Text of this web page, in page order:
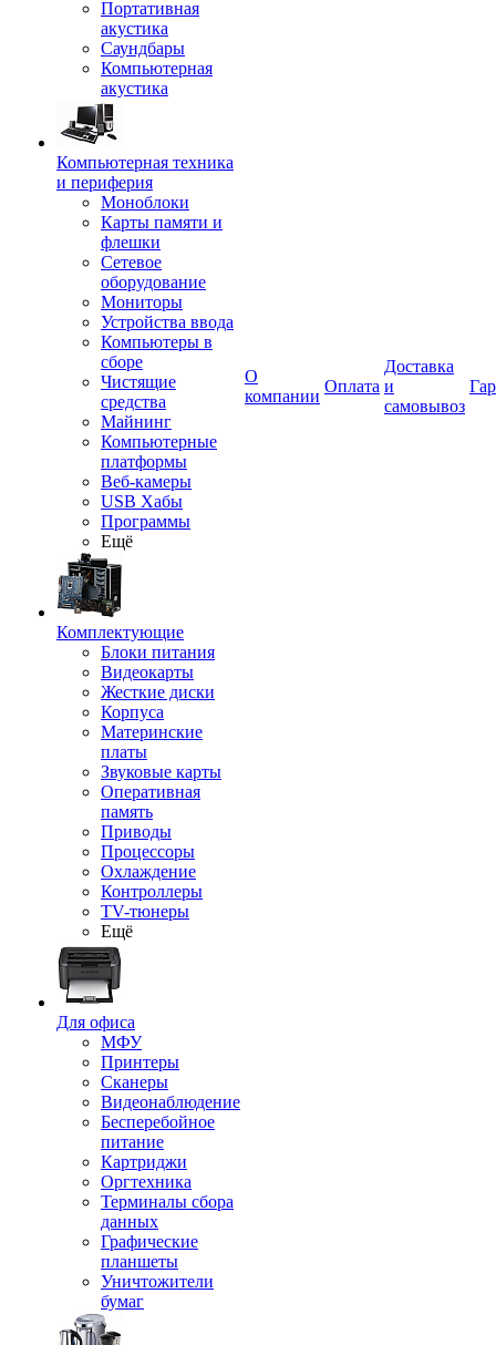
Портативная
акустика
Саундбары
Компьютерная
акустика
Компьютерная техника
и периферия
Моноблоки
Карты памяти и
флешки
Сетевое
оборудование
Мониторы
Устройства ввода
Компьютеры в
сборе
Чистящие
средства
Майнинг
Компьютерные
платформы
Веб-камеры
USB Хабы
Программы
Ещё
Комплектующие
Блоки питания
Видеокарты
Жесткие диски
Корпуса
Материнские
платы
Звуковые карты
Оперативная
память
Приводы
Процессоры
Охлаждение
Контроллеры
TV-тюнеры
Ещё
Для офиса
МФУ
Принтеры
Сканеры
Видеонаблюдение
Бесперебойное
питание
Картриджи
Оргтехника
Терминалы сбора
данных
Графические
планшеты
Уничтожители
бумаг
О
компании
Оплата
Доставка
и
самовывоз